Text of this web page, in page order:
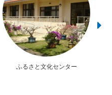
ふるさと文化センター